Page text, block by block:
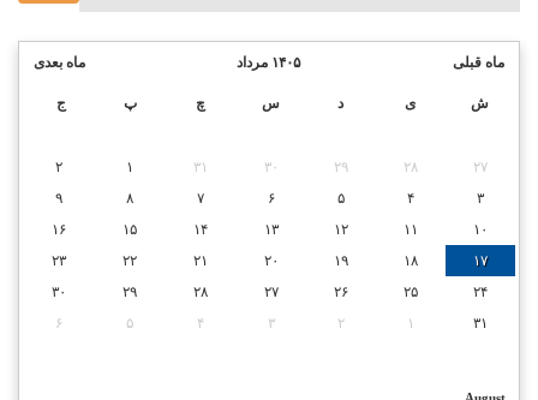
ماه بعدی ۱۴۰۵ مرداد ماه قبلی
ش ی د س چ پ ج
۲۷ ۲۸ ۲۹ ۳۰ ۳۱ ۱
۲
۳
۴ ۵ ۶ ۷ ۸
۹
۱۰
۱۱ ۱۲ ۱۳ ۱۴ ۱۵
۱۶
۱۷
۱۸ ۱۹ ۲۰ ۲۱ ۲۲
۲۳
۲۴
۲۵ ۲۶ ۲۷ ۲۸ ۲۹
۳۰
۳۱
۱ ۲ ۳ ۴ ۵ ۶